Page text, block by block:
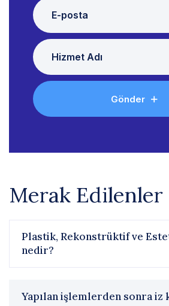
Gönder
Merak Edilenler
Plastik, Rekonstrüktif ve
nedir?
Yapılan işlemlerden sonra iz